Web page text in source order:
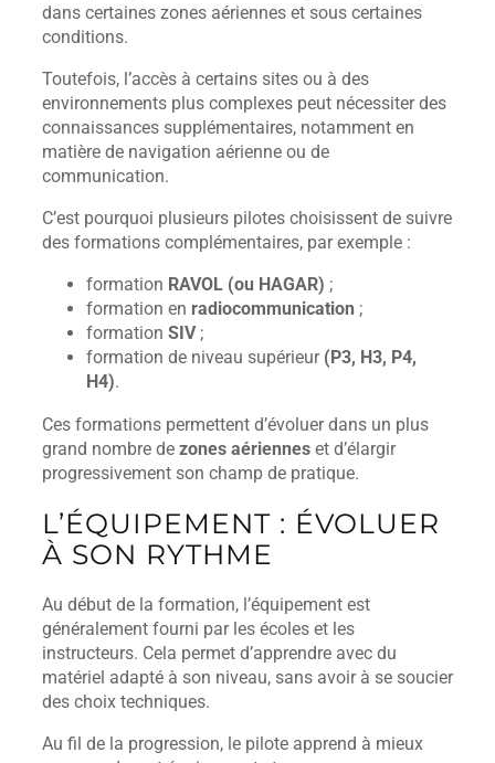
dans certaines zones aériennes et sous certaines
conditions.
Toutefois, l’accès à certains sites ou à des
environnements plus complexes peut nécessiter des
connaissances supplémentaires, notamment en
matière de navigation aérienne ou de
communication.
C’est pourquoi plusieurs pilotes choisissent de suivre
des formations complémentaires, par exemple :
formation RAVOL (ou HAGAR) ;
formation en radiocommunication ;
formation SIV;
formation de niveau supérieur (P3, H3, P4,
H4).
Ces formations permettent d’évoluer dans un plus
grand nombre de zones aériennes et d’élargir
progressivement son champ de pratique.
L’ÉQUIPEMENT : ÉVOLUER
À SON RYTHME
Au début de la formation, l’équipement est
généralement fourni par les écoles et les
instructeurs. Cela permet d’apprendre avec du
matériel adapté à son niveau, sans avoir à se soucier
des choix techniques.
Au fil de la progression, le pilote apprend à mieux